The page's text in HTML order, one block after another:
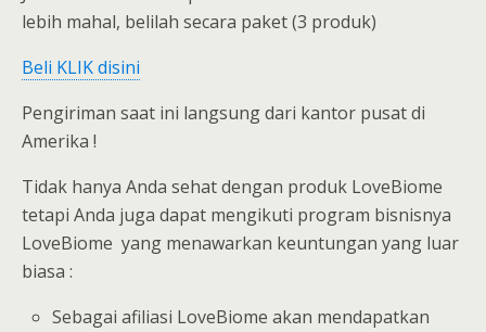
lebih mahal, belilah secara paket (3 produk)
Beli KLIK disini
Pengiriman saat ini langsung dari kantor pusat di
Amerika !
Tidak hanya Anda sehat dengan produk LoveBiome
tetapi Anda juga dapat mengikuti program bisnisnya
LoveBiome yang menawarkan keuntungan yang luar
biasa :
Sebagai afiliasi LoveBiome akan mendapatkan